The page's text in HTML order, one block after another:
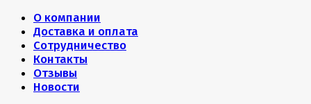
О компании
Доставка и оплата
Сотрудничество
Контакты
Отзывы
Новости